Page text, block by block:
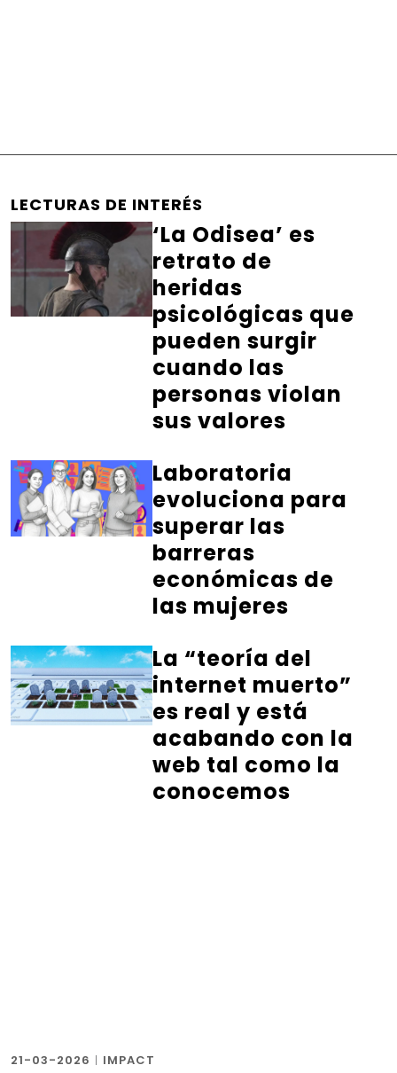
LECTURAS DE INTERÉS
‘La Odisea’ es
retrato de
heridas
psicológicas que
pueden surgir
cuando las
personas violan
sus valores
Laboratoria
evoluciona para
superar las
barreras
económicas de
las mujeres
La “teoría del
internet muerto”
es real y está
acabando con la
web tal como la
conocemos
21-03-2026 | IMPACT